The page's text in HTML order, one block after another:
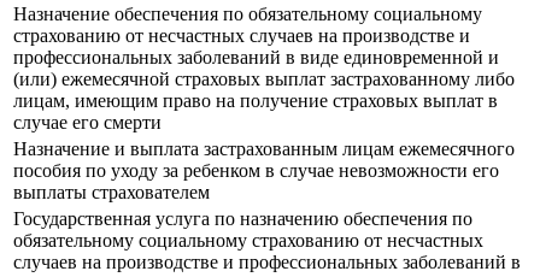
Назначение обеспечения по обязательному социальному
страхованию от несчастных случаев на производстве и
профессиональных заболеваний в виде единовременной и
(или) ежемесячной страховых выплат застрахованному либо
лицам, имеющим право на получение страховых выплат в
случае его смерти
Назначение и выплата застрахованным лицам ежемесячного
пособия по уходу за ребенком в случае невозможности его
выплаты страхователем
Государственная услуга по назначению обеспечения по
обязательному социальному страхованию от несчастных
случаев на производстве и профессиональных заболеваний в